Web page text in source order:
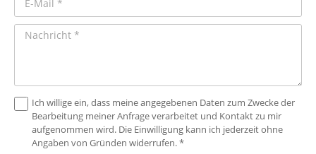
Ich willige ein, dass meine angegebenen Daten zum Zwecke der
Bearbeitung meiner Anfrage verarbeitet und Kontakt zu mir
aufgenommen wird. Die Einwilligung kann ich jederzeit ohne
Angaben von Gründen widerrufen. *